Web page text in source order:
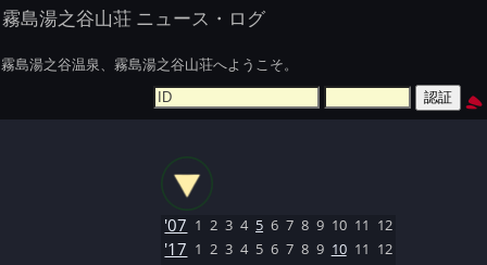
霧島湯之谷山荘 ニュース・ログ
霧島湯之谷温泉、霧島湯之谷山荘へようこそ。
'07 1 2 3 4 5 6 7 8 9 10 11 12
'17 1 2 3 4 5 6 7 8 9 10 11 12